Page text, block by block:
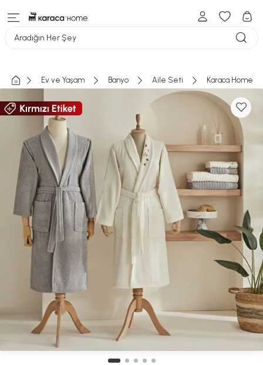
Aradığın Her Şey
Ev ve Yaşam Banyo Aile Seti Karaca Home